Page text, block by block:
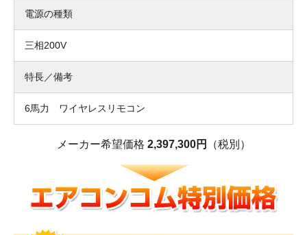
電源の種類
三相200V
特長／備考
6馬力 ワイヤレスリモコン
メーカー希望価格 2,397,300円 （税別）